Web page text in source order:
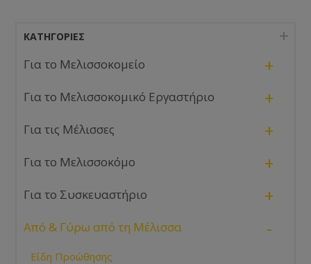
ΚΑΤΗΓΟΡΊΕΣ
Για το Μελισσοκομείο +
Για το Μελισσοκομικό Εργαστήριο +
Για τις Μέλισσες +
Για το Μελισσοκόμο +
Για το Συσκευαστήριο +
Από & Γύρω από τη Μέλισσα -
Είδη Προώθησης